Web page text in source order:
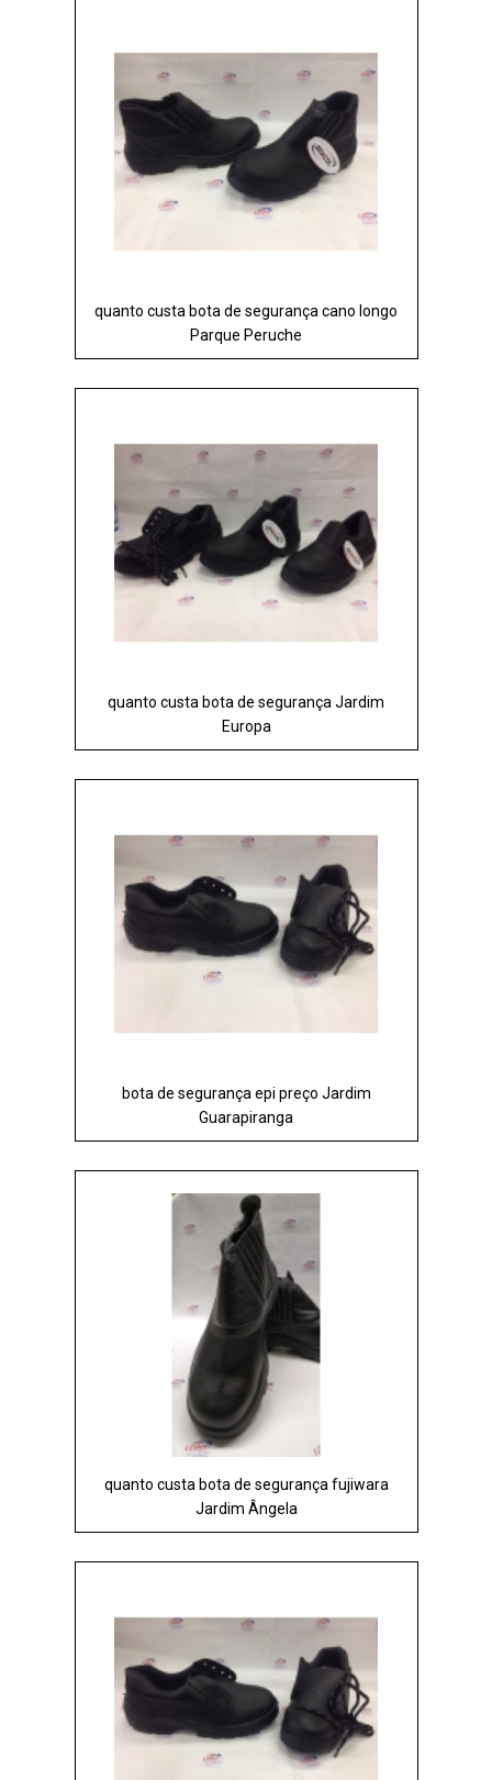
quanto custa bota de segurança cano longo
Parque Peruche
quanto custa bota de segurança Jardim
Europa
bota de segurança epi preço Jardim
Guarapiranga
quanto custa bota de segurança fujiwara
Jardim Ângela